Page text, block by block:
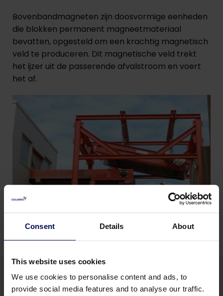
Consent Details About
This website uses cookies
We use cookies to personalise content and ads, to
provide social media features and to analyse our traffic.
Bovenbandmagneten zijn doosvormige eenheden
die blokken permanent magneetmateriaal
bevatten, opgesteld om een krachtig magnetisch
veld te produceren. Dit magnetische veld trekt
het ijzer uit de passerende afvalstroom en voert
het af.